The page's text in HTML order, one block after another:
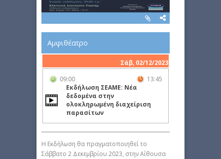
Αμφιθέατρο
Σάβ, 02/12/2023
09:00
13:45
Εκδήλωση ΣΕΑΜΕ: Νέα
δεδομένα στην
ολοκληρωμένη διαχείριση
παρασίτων
H Εκδήλωση θα πραγματοποιηθεί το
Σάββατο 2 Δεκεμβρίου 2023, στην Αίθουσα